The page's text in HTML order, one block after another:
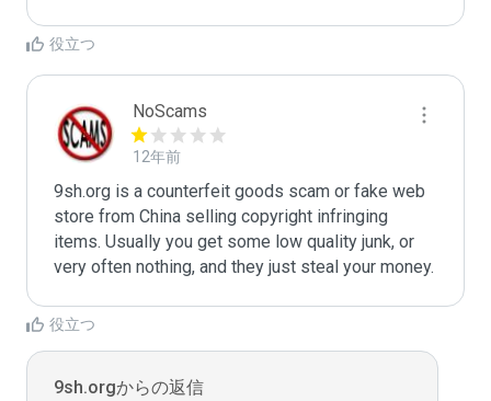
役立つ
NoScams
12年前
9sh.org is a counterfeit goods scam or fake web
store from China selling copyright infringing
items. Usually you get some low quality junk, or
役立つ
9sh.orgからの返信